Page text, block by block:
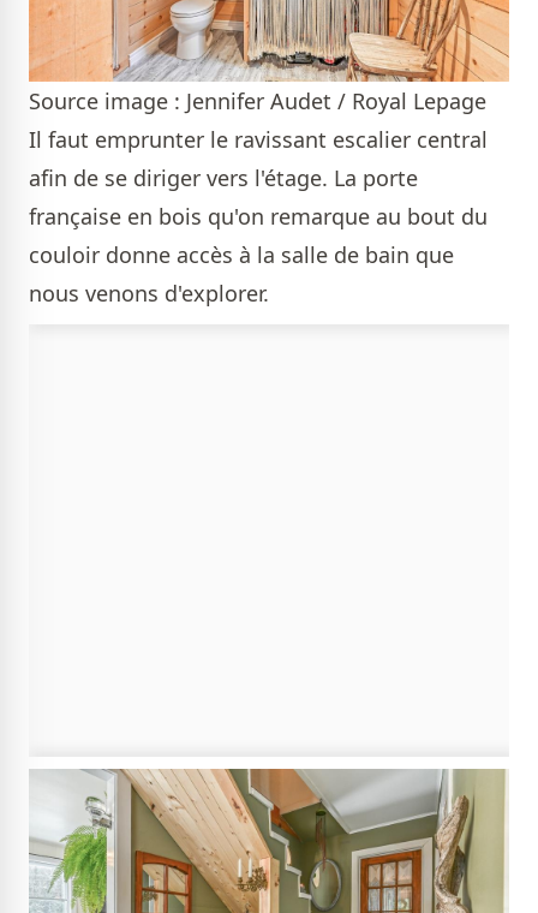
Source image : Jennifer Audet / Royal Lepage
Il faut emprunter le ravissant escalier central
afin de se diriger vers l'étage. La porte
française en bois qu'on remarque au bout du
couloir donne accès à la salle de bain que
nous venons d'explorer.